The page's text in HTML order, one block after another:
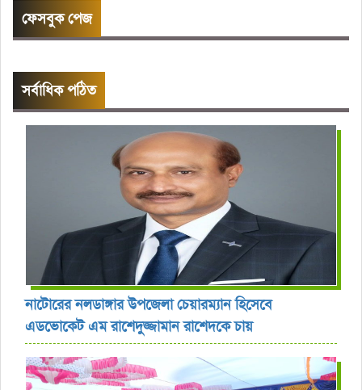
ফেসবুক পেজ
সর্বাধিক পঠিত
নাটোরের নলডাঙ্গার উপজেলা চেয়ারম্যান হিসেবে
এডভোকেট এম রাশেদুজ্জামান রাশেদকে চায়